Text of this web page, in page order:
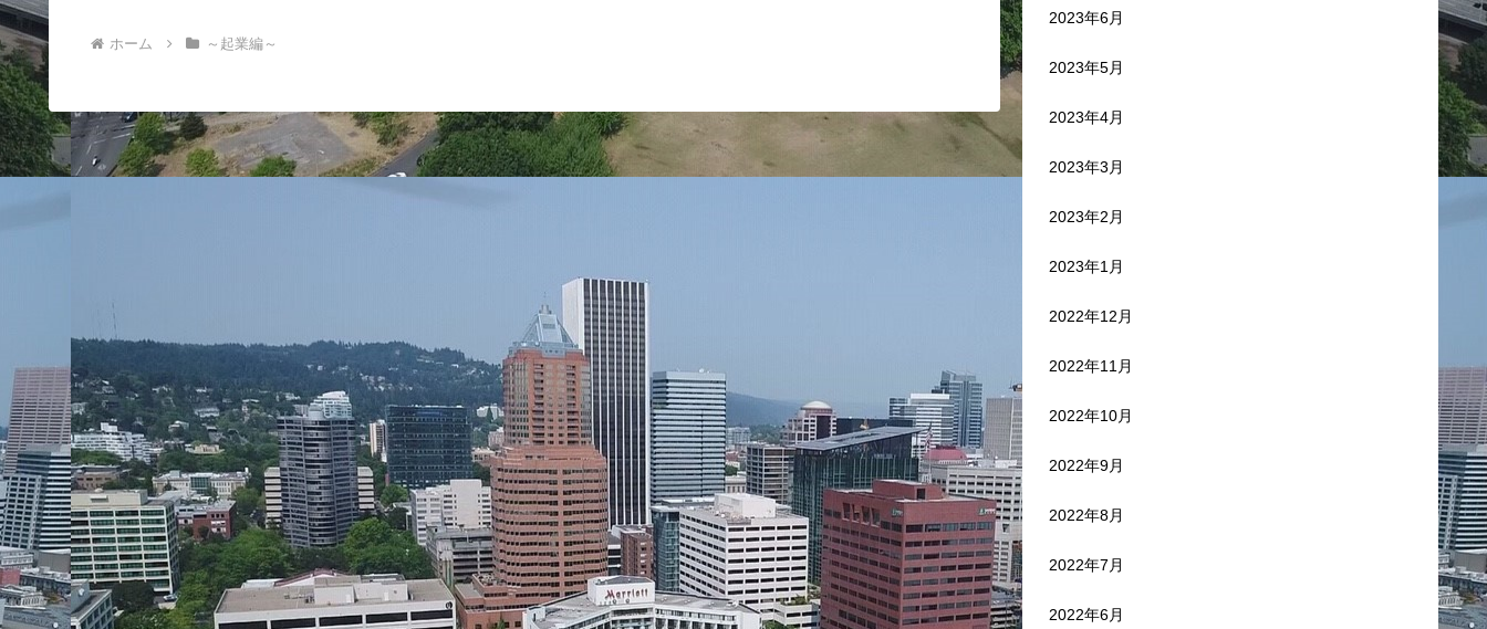
ホーム ～起業編～
2023年6月
2023年5月
2023年4月
2023年3月
2023年2月
2023年1月
2022年12月
2022年11月
2022年10月
2022年9月
2022年8月
2022年7月
2022年6月